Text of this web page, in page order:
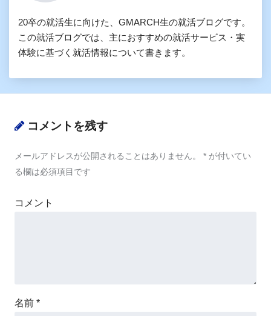
20卒の就活生に向けた、GMARCH生の就活ブログです。
この就活ブログでは、主におすすめの就活サービス・実
体験に基づく就活情報について書きます。
コメントを残す
メールアドレスが公開されることはありません。 * が付いてい
る欄は必須項目です
コメント
名前 *